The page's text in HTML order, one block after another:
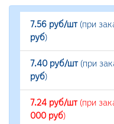
7.56 руб/шт(при
руб)
7.40 руб/шт(при
руб)
7.24 руб/шт(при
000 руб)